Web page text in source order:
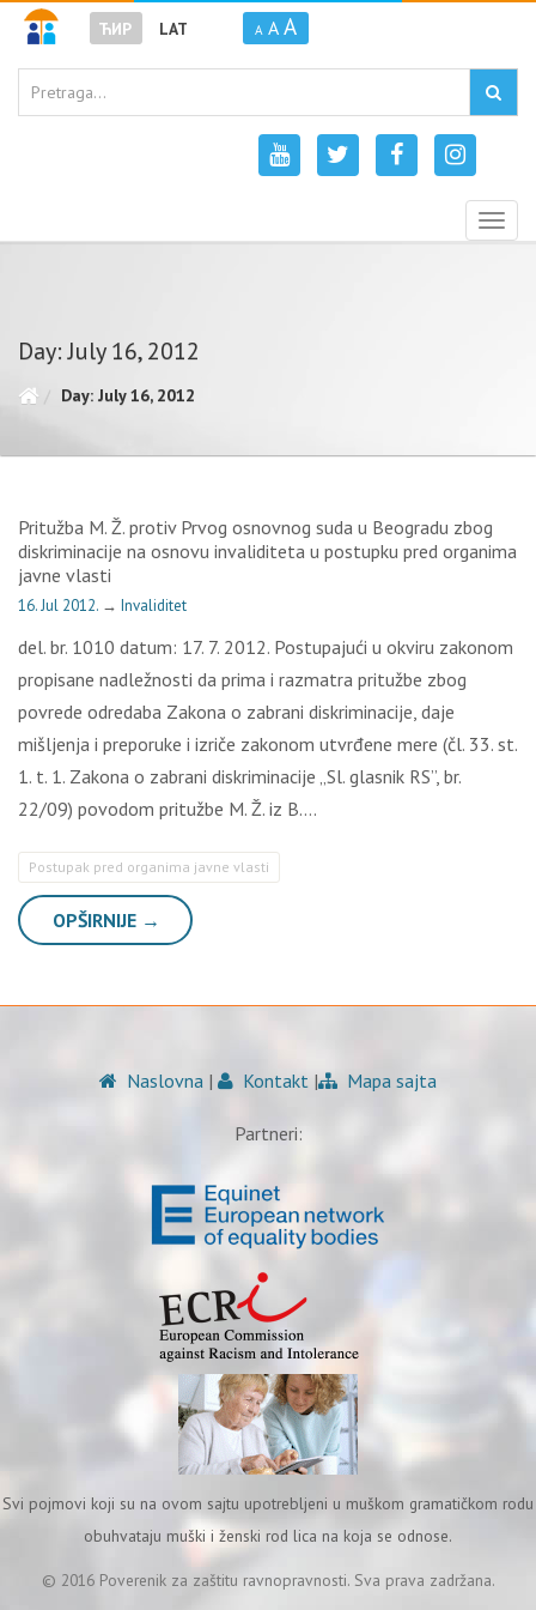
ЋИР LAT A A A
Day: July 16, 2012
Day: July 16, 2012
Pritužba M. Ž. protiv Prvog osnovnog suda u Beogradu zbog
diskriminacije na osnovu invaliditeta u postupku pred organima
javne vlasti
16. Jul 2012. → Invaliditet
del. br. 1010 datum: 17. 7. 2012. Postupajući u okviru zakonom
propisane nadležnosti da prima i razmatra pritužbe zbog
povrede odredaba Zakona o zabrani diskriminacije, daje
mišljenja i preporuke i izriče zakonom utvrđene mere (čl. 33. st.
1. t. 1. Zakona o zabrani diskriminacije „Sl. glasnik RS”, br.
22/09) povodom pritužbe M. Ž. iz B….
Postupak pred organima javne vlasti
OPŠIRNIJE →
Naslovna | Kontakt | Mapa sajta
Partneri:
Svi pojmovi koji su na ovom sajtu upotrebljeni u muškom gramatičkom rodu
obuhvataju muški i ženski rod lica na koja se odnose.
© 2016 Poverenik za zaštitu ravnopravnosti. Sva prava zadržana.